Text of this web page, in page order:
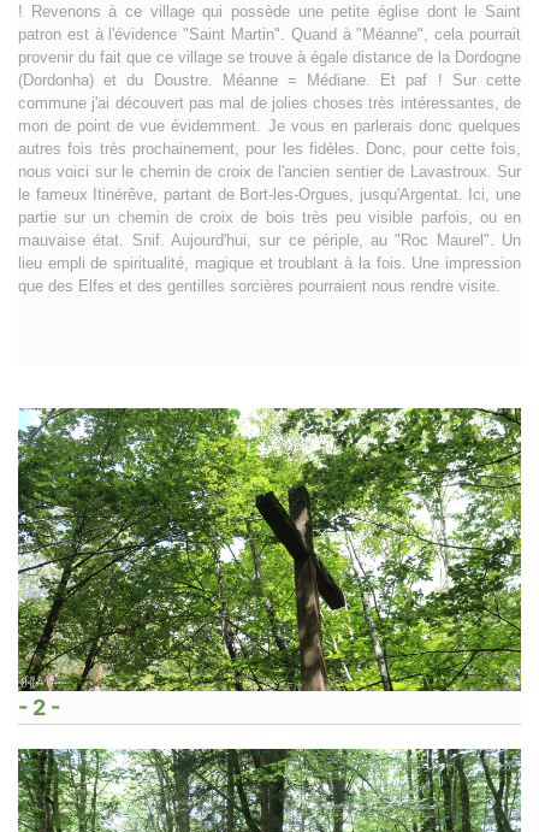
! Revenons à ce village qui possède une petite église dont le Saint
patron est à l'évidence "Saint Martin". Quand à "Méanne", cela pourrait
provenir du fait que ce village se trouve à égale distance de la Dordogne
(Dordonha) et du Doustre. Méanne = Médiane. Et paf ! Sur cette
commune j'ai découvert pas mal de jolies choses très intéressantes, de
mon de point de vue évidemment. Je vous en parlerais donc quelques
autres fois très prochainement, pour les fidèles. Donc, pour cette fois,
nous voici sur le chemin de croix de l'ancien sentier de Lavastroux. Sur
le fameux Itinérêve, partant de Bort-les-Orgues, jusqu'Argentat. Ici, une
partie sur un chemin de croix de bois très peu visible parfois, ou en
mauvaise état. Snif. Aujourd'hui, sur ce périple, au "Roc Maurel". Un
lieu empli de spiritualité, magique et troublant à la fois. Une impression
que des Elfes et des gentilles sorcières pourraient nous rendre visite.
- 2 -